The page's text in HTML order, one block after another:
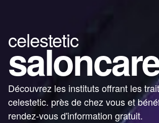
celestetic
Découvrez les instituts offrant les
celestetic. près de chez vous et
rendez-vous d'information gratuit.